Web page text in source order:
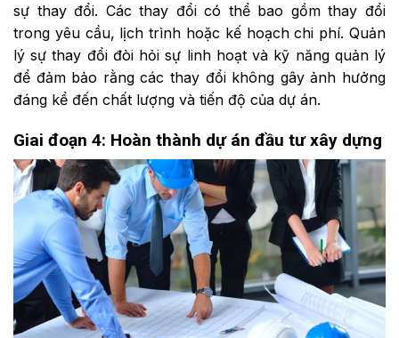
sự thay đổi. Các thay đổi có thể bao gồm thay đổi
trong yêu cầu, lịch trình hoặc kế hoạch chi phí. Quản
lý sự thay đổi đòi hỏi sự linh hoạt và kỹ năng quản lý
để đảm bảo rằng các thay đổi không gây ảnh hưởng
đáng kể đến chất lượng và tiến độ của dự án.
Giai đoạn 4: Hoàn thành dự án đầu tư xây dựng